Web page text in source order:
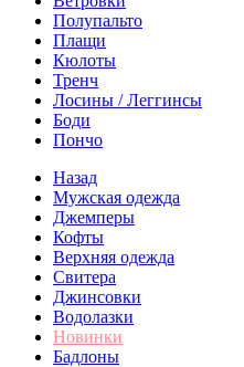
Полупальто
Плащи
Кюлоты
Тренч
Лосины / Леггинсы
Боди
Пончо
Назад
Мужская одежда
Джемперы
Кофты
Верхняя одежда
Свитера
Джинсовки
Водолазки
Новинки
Бадлоны